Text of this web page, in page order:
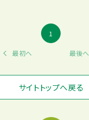
最初へ
1
最後へ
サイトトップへ戻る